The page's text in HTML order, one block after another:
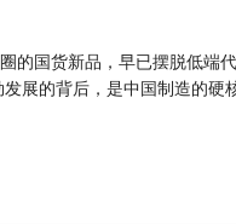
的国货新品，早已摆脱低
展的背后，是中国制造的硬